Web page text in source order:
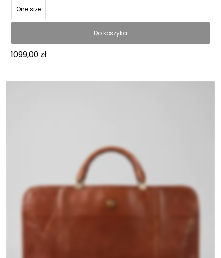
One size
Do koszyka
1099,00 zł